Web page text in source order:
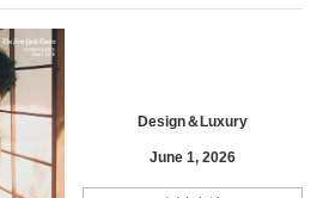
Design＆Luxury
June 1, 2026